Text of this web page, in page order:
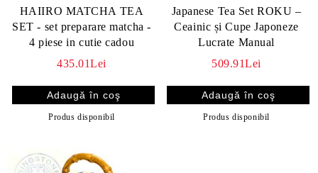
HAIIRO MATCHA TEA
SET - set preparare matcha -
4 piese in cutie cadou
435.01Lei
Produs disponibil
Japanese Tea Set ROKU –
Ceainic și Cupe Japoneze
Lucrate Manual
509.91Lei
Produs disponibil